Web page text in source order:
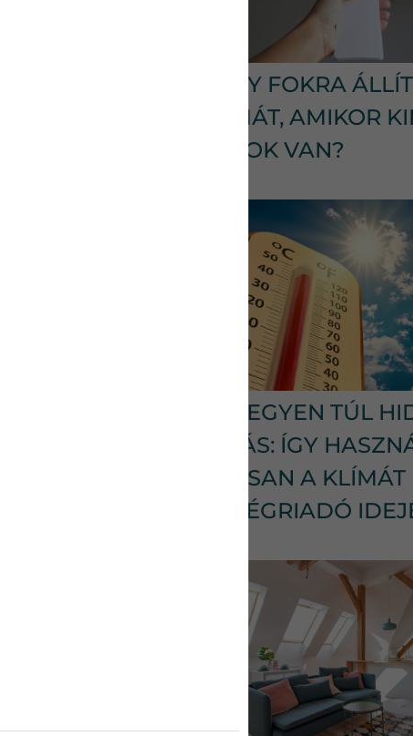
erejével próbálja
és lehet lobogó
hiszen minden bútor
legalább 5-6 órán
szépen
mielőtt
így
zajszint,
A
is, szépen alapjáraton
- ízlés szerinti
HÁNY FOKRA
KLÍMÁT, AMIKOR
40 FOK VAN?
NE LEGYEN TÚL
LAKÁS: ÍGY
OKOSAN A KLÍMÁT
HŐSÉGRIADÓ